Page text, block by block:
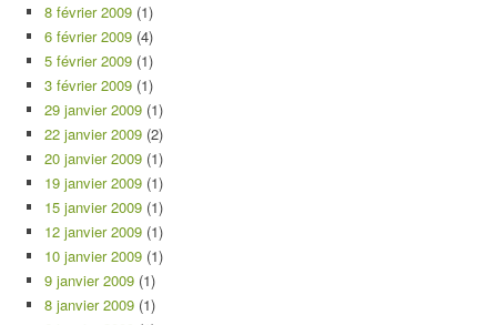
8 février 2009 (1)
6 février 2009 (4)
5 février 2009 (1)
3 février 2009 (1)
29 janvier 2009 (1)
22 janvier 2009 (2)
20 janvier 2009 (1)
19 janvier 2009 (1)
15 janvier 2009 (1)
12 janvier 2009 (1)
10 janvier 2009 (1)
9 janvier 2009 (1)
8 janvier 2009 (1)